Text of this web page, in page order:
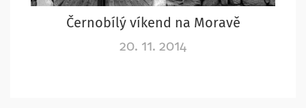
Černobílý víkend na Moravě
20. 11. 2014